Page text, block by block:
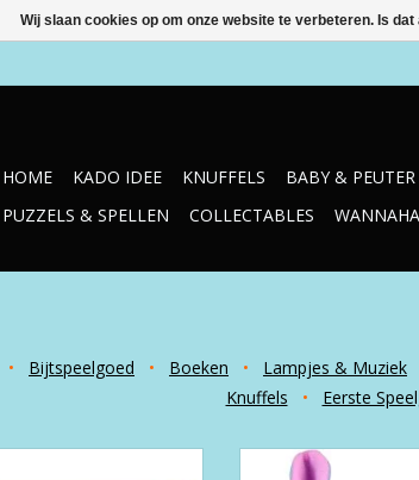
HOME KADO IDEE KNUFFELS BABY & PEUTER
PUZZELS & SPELLEN
COLLECTABLES
• Bijtspeelgoed • Boeken • Lampjes & Muziek
Knuffels
• Eerste
Bobo Soft Ball w Ears -
Wij slaan cookies op om onze website te verbeteren. Is